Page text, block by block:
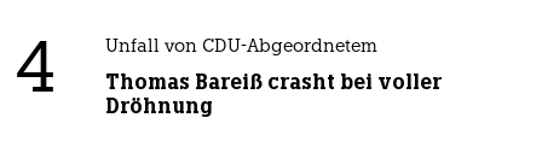
4 Unfall von CDU-Abgeordnetem
Thomas Bareiß crasht bei voller
Dröhnung